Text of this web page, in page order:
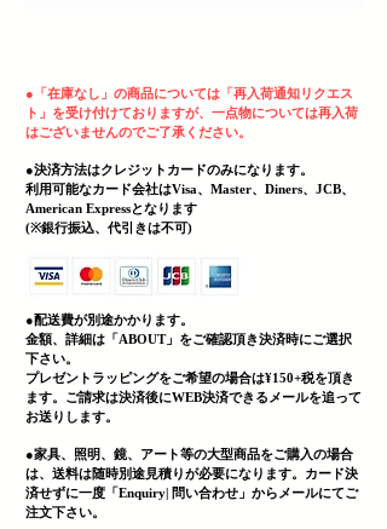
● 「在庫なし」の商品については「再入荷通知リクエス
ト」を受け付けておりますが、一点物については再入荷
はございませんのでご了承ください。
●決済方法はクレジットカードのみになります。
利用可能なカード会社はVisa、Master、Diners、JCB、
American Expressとなります
(​※銀行振込、代引きは不可)
●配送費が別途かかります。
金額、詳細は「 ABOUT」をご確認頂き決済時にご選択
下さい。
プレゼントラッピングをご希望の場合は¥150+税を頂き
ます。ご請求は決済後にWEB決済できるメールを追って
お送りします。
●家具、照明、鏡、 アート等の大型商品をご購入の場合
は、送料は随時別途見積りが必要になります。カード決
済せずに一度「Enquiry| 問い合わせ」からメールにてご
注文下さい。